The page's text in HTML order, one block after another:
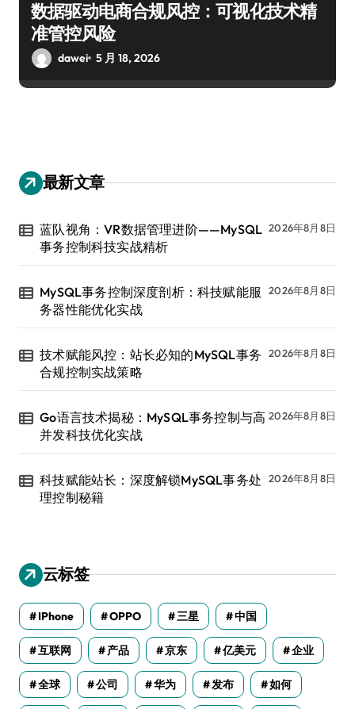
数据驱动电商合规风控：可视化技术精
准管控风险
dawei 5 月 18, 2026
最新文章
蓝队视角：VR数据管理进阶——MySQL
事务控制科技实战精析
2026年8月8日
MySQL事务控制深度剖析：科技赋能服
务器性能优化实战
2026年8月8日
技术赋能风控：站长必知的MySQL事务
合规控制实战策略
2026年8月8日
Go语言技术揭秘：MySQL事务控制与高
并发科技优化实战
2026年8月8日
科技赋能站长：深度解锁MySQL事务处
理控制秘籍
2026年8月8日
云标签
IPhone OPPO 三星 中国
互联网 产品 京东 亿美元 企业
全球 公司 华为 发布 如何